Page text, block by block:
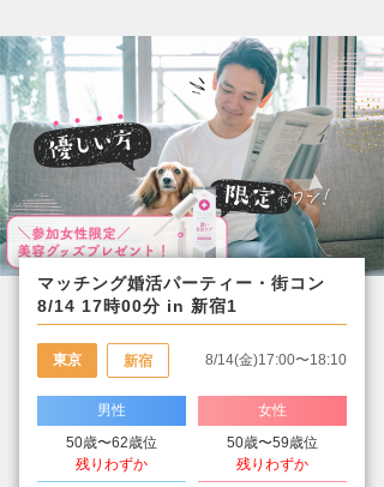
マッチング婚活パーティー・街コン
8/14 17時00分 in 新宿1
東京 新宿 8/14(金)17:00〜18:10
男性
50歳〜62歳位
残りわずか
女性
50歳〜59歳位
残りわずか